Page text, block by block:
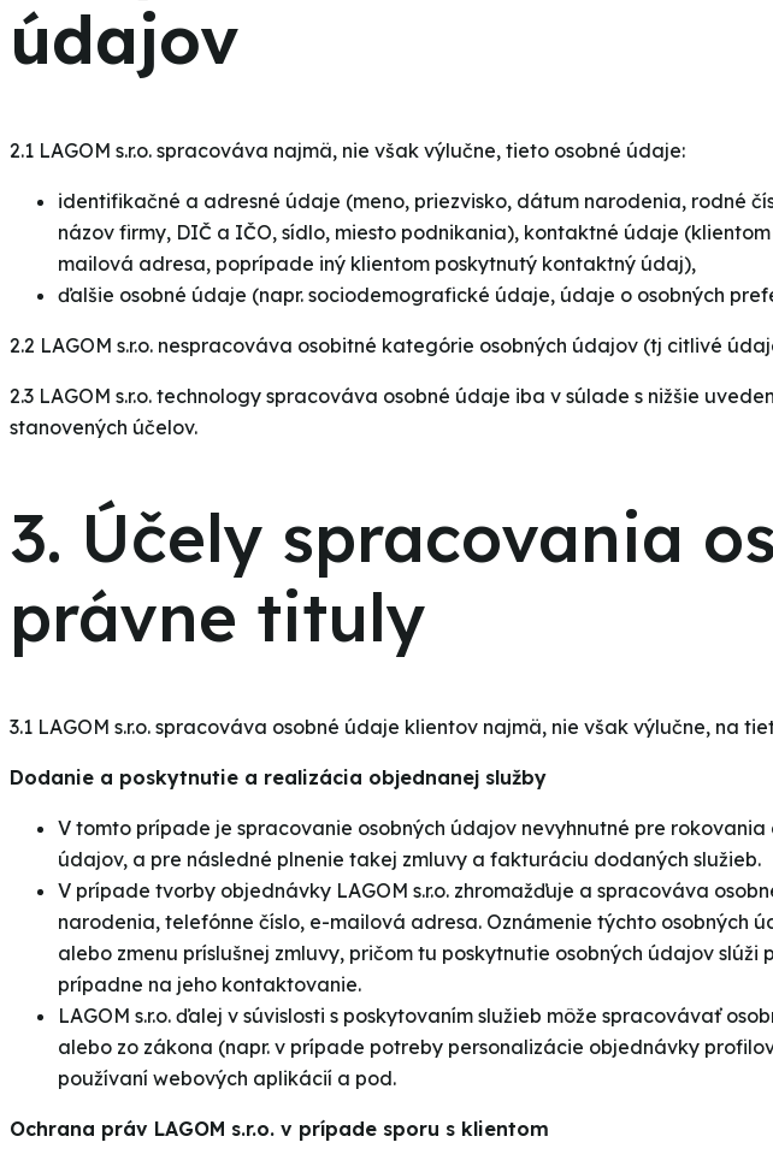
údajov
2.1 LAGOM s.r.o. spracováva najmä, nie však výlučne, tieto osobné údaje:
identifikačné a adresné údaje (meno, priezvisko, dátum narodenia, rodné
názov firmy, DIČ a IČO, sídlo, miesto podnikania), kontaktné údaje
mailová adresa, poprípade iný klientom poskytnutý kontaktný údaj),
ďalšie osobné údaje (napr. sociodemografické údaje, údaje o osobných
2.2 LAGOM s.r.o. nespracováva osobitné kategórie osobných údajov (tj citlivé
2.3 LAGOM s.r.o. technology spracováva osobné údaje iba v súlade s nižšie
stanovených účelov.
3. Účely spracovania
právne tituly
3.1 LAGOM s.r.o. spracováva osobné údaje klientov najmä, nie však výlučne, na
Dodanie a poskytnutie a realizácia objednanej služby
V tomto prípade je spracovanie osobných údajov nevyhnutné pre
údajov, a pre následné plnenie takej zmluvy a fakturáciu dodaných služieb.
V prípade tvorby objednávky LAGOM s.r.o. zhromažďuje a spracováva
narodenia, telefónne číslo, e-mailová adresa. Oznámenie týchto
alebo zmenu príslušnej zmluvy, pričom tu poskytnutie osobných údajov
prípadne na jeho kontaktovanie.
LAGOM s.r.o. ďalej v súvislosti s poskytovaním služieb môže spracovávať
alebo zo zákona (napr. v prípade potreby personalizácie objednávky
používaní webových aplikácií a pod.
Ochrana práv LAGOM s.r.o. v prípade sporu s klientom